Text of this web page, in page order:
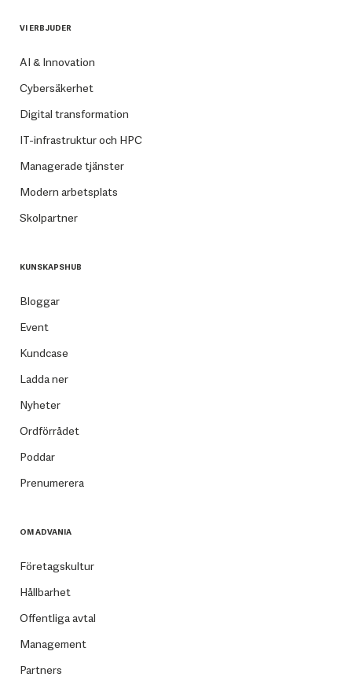
VI ERBJUDER
AI & Innovation
Cybersäkerhet
Digital transformation
IT-infrastruktur och HPC
Managerade tjänster
Modern arbetsplats
Skolpartner
KUNSKAPSHUB
Bloggar
Event
Kundcase
Ladda ner
Nyheter
Ordförrådet
Poddar
Prenumerera
OM ADVANIA
Företagskultur
Hållbarhet
Offentliga avtal
Management
Partners